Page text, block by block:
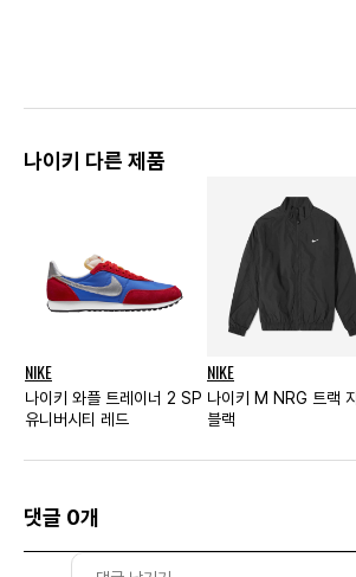
나이키 다른 제품
NIKE
나이키 와플 트레이너 2 SP
유니버시티 레드
NIKE
나이키 M NRG 트랙
블랙
댓글 0개